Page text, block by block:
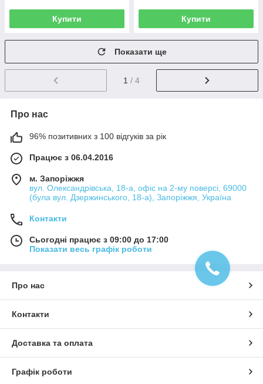
Купити Купити
Показати ще
1 / 4
Про нас
96% позитивних з 100 відгуків за рік
Працює з 06.04.2016
м. Запоріжжя
вул. Олександрівська, 18-а, офіс на 2-му поверсі, 69000
(була вул. Дзержинського, 18-а), Запоріжжя, Україна
Контакти
Сьогодні працює з 09:00 до 17:00
Показати весь графік роботи
Про нас
Контакти
Доставка та оплата
Графік роботи